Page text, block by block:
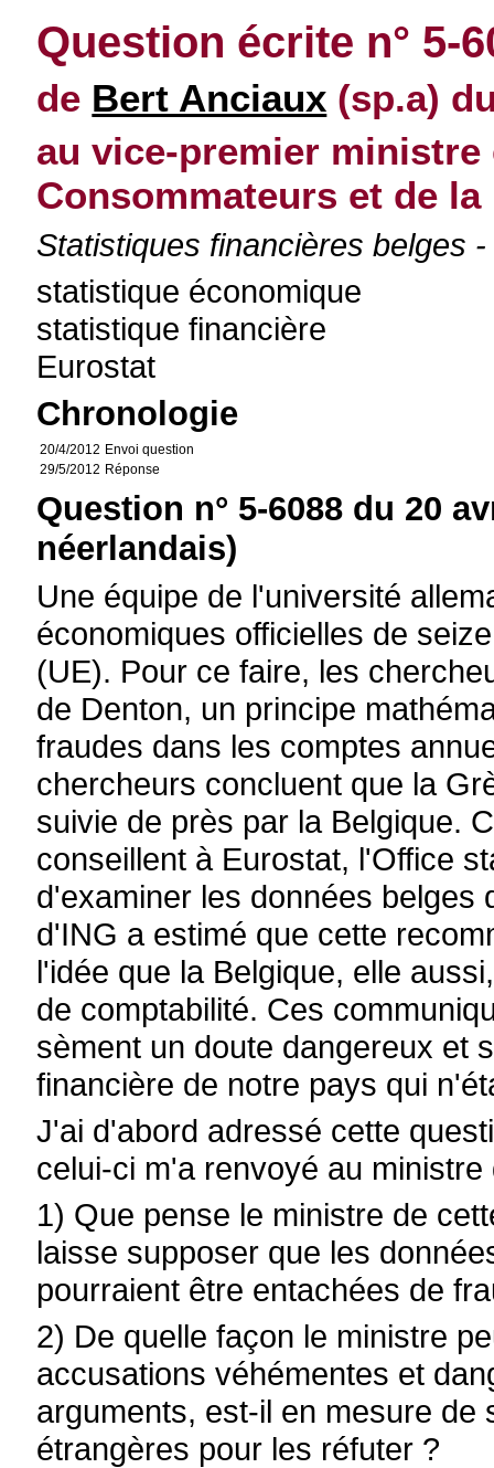
Question écrite n° 5-
de Bert Anciaux (sp.a)
au vice-premier
Consommateurs et de
Statistiques financières belges
statistique économique
statistique financière
Eurostat
Chronologie
20/4/2012 Envoi question
29/5/2012 Réponse
Question n° 5-6088 du 20
néerlandais)
Une équipe de l'université
économiques officielles de
(UE). Pour ce faire, les
de Denton, un principe
fraudes dans les comptes
chercheurs concluent que la
suivie de près par la Belgique.
conseillent à Eurostat, l'Office
d'examiner les données belges
d'ING a estimé que cette
l'idée que la Belgique, elle
de comptabilité. Ces
sèment un doute dangereux et
financière de notre pays qui
J'ai d'abord adressé cette
celui-ci m'a renvoyé au
1) Que pense le ministre de
laisse supposer que les
pourraient être entachées de
2) De quelle façon le ministre
accusations véhémentes et
arguments, est-il en mesure
étrangères pour les réfuter ?